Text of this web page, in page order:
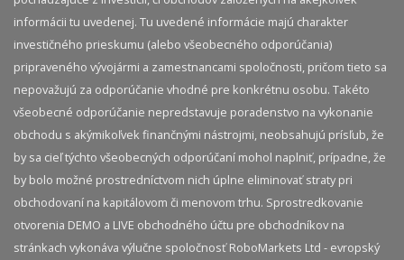
informácii tu uvedenej. Tu uvedené informácie majú charakter
investičného prieskumu (alebo všeobecného odporúčania)
pripraveného vývojármi a zamestnancami spoločnosti, pričom tieto sa
nepovažujú za odporúčanie vhodné pre konkrétnu osobu. Takéto
všeobecné odporúčanie nepredstavuje poradenstvo na vykonanie
obchodu s akýmikoľvek finančnými nástrojmi, neobsahujú prísľub, že
by sa cieľ týchto všeobecných odporúčaní mohol naplniť, prípadne, že
by bolo možné prostredníctvom nich úplne eliminovať straty pri
obchodovaní na kapitálovom či menovom trhu. Sprostredkovanie
otvorenia DEMO a LIVE obchodného účtu pre obchodníkov na
stránkach vykonáva výlučne spoločnosť RoboMarkets Ltd - evropský